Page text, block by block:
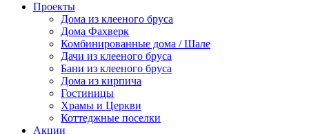
Проекты
Дома из клееного бруса
Дома Фахверк
Комбинированные дома / Шале
Дачи из клееного бруса
Бани из клееного бруса
Дома из кирпича
Гостиницы
Храмы и Церкви
Коттеджные поселки
Акции